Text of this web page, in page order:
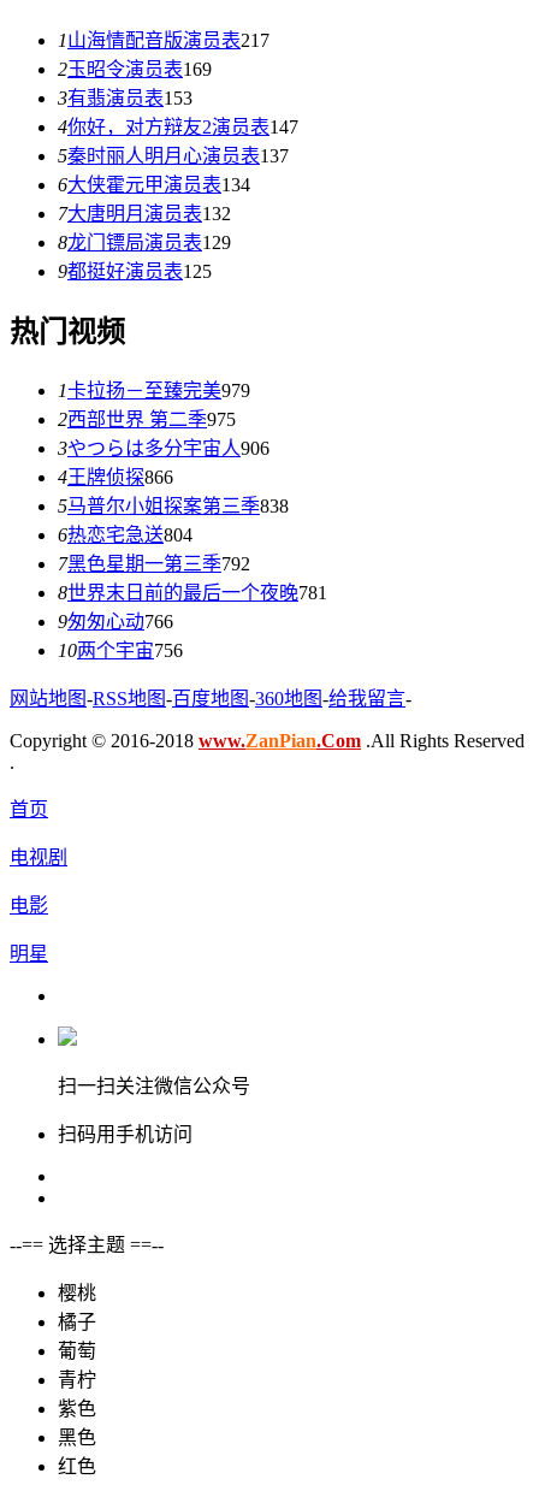
1山海情配音版演员表217
2玉昭令演员表169
3有翡演员表153
4你好，对方辩友2演员表147
5秦时丽人明月心演员表137
6大侠霍元甲演员表134
7大唐明月演员表132
8龙门镖局演员表129
9都挺好演员表125
热门视频
1卡拉扬－至臻完美979
2西部世界 第二季975
3やつらは多分宇宙人906
4王牌侦探866
5马普尔小姐探案第三季838
6热恋宅急送804
7黑色星期一第三季792
8世界末日前的最后一个夜晚781
9匆匆心动766
10两个宇宙756
网站地图-RSS地图-百度地图-360地图-给我留言-
Copyright © 2016-2018 www.ZanPian.Com .All Rights Reserved
.
首页
电视剧
电影
明星
扫一扫关注微信公众号
扫码用手机访问
--== 选择主题 ==--
樱桃
橘子
葡萄
青柠
紫色
黑色
红色